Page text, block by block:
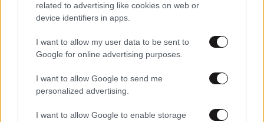
related to advertising like cookies on web or
device identifiers in apps.
I want to allow my user data to be sent to
Google for online advertising purposes.
I want to allow Google to send me
personalized advertising.
I want to allow Google to enable storage